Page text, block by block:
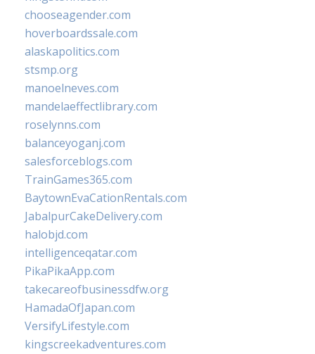
chooseagender.com
hoverboardssale.com
alaskapolitics.com
stsmp.org
manoelneves.com
mandelaeffectlibrary.com
roselynns.com
balanceyoganj.com
salesforceblogs.com
TrainGames365.com
BaytownEvaCationRentals.com
JabalpurCakeDelivery.com
halobjd.com
intelligenceqatar.com
PikaPikaApp.com
takecareofbusinessdfw.org
HamadaOfJapan.com
VersifyLifestyle.com
kingscreekadventures.com